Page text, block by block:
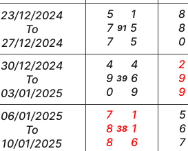
23/12/2024
To
27/12/2024
577 91 155 880
30/12/2024
To
03/01/2025
490 39 469 299
06/01/2025
To
10/01/2025
788 38 116 567